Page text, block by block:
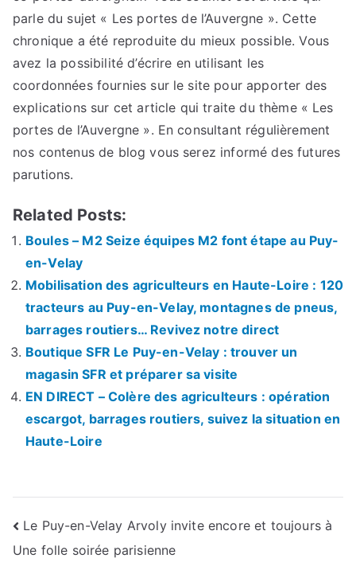
parle du sujet « Les portes de l’Auvergne ». Cette
chronique a été reproduite du mieux possible. Vous
avez la possibilité d’écrire en utilisant les
coordonnées fournies sur le site pour apporter des
explications sur cet article qui traite du thème « Les
portes de l’Auvergne ». En consultant régulièrement
nos contenus de blog vous serez informé des futures
parutions.
Related Posts:
Boules – M2 Seize équipes M2 font étape au Puy-
en-Velay
Mobilisation des agriculteurs en Haute-Loire : 120
tracteurs au Puy-en-Velay, montagnes de pneus,
barrages routiers… Revivez notre direct
Boutique SFR Le Puy-en-Velay : trouver un
magasin SFR et préparer sa visite
EN DIRECT – Colère des agriculteurs : opération
escargot, barrages routiers, suivez la situation en
Haute-Loire
Navigation
Le Puy-en-Velay Arvoly invite encore et toujours à
Une folle soirée parisienne